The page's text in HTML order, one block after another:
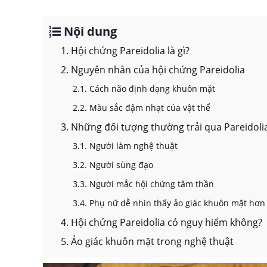
Nội dung
1. Hội chứng Pareidolia là gì?
2. Nguyên nhân của hội chứng Pareidolia
2.1. Cách não định dạng khuôn mặt
2.2. Màu sắc đậm nhạt của vật thể
3. Những đối tượng thường trải qua
3.1. Người làm nghệ thuật
3.2. Người sùng đạo
3.3. Người mắc hội chứng tâm thần
3.4. Phụ nữ dễ nhìn thấy ảo giác khuôn mặt hơn
4. Hội chứng Pareidolia có nguy hiểm không?
5. Ảo giác khuôn mặt trong nghệ thuật